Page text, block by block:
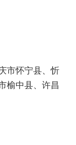
市怀宁县、忻
榆中县、许昌